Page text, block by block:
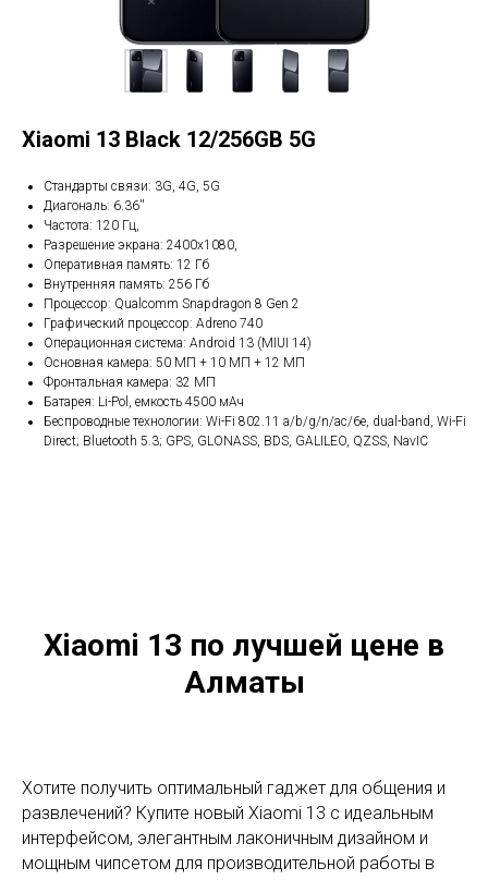
Xiaomi 13 Black 12/256GB 5G
Стандарты связи: 3G, 4G, 5G
Диагональ: 6.36''
Частота: 120 Гц,
Разрешение экрана: 2400x1080,
Оперативная память: 12 Гб
Внутренняя память: 256 Гб
Процессор: Qualcomm Snapdragon 8 Gen 2
Графический процессор: Adreno 740
Операционная система: Android 13 (MIUI 14)
Основная камера: 50 МП + 10 МП + 12 МП
Фронтальная камера: 32 МП
Батарея: Li-Pol, емкость 4500 мАч
Беспроводные технологии: Wi-Fi 802.11 a/b/g/n/ac/6e, dual-band, Wi-Fi
Direct; Bluetooth 5.3; GPS, GLONASS, BDS, GALILEO, QZSS, NavIC
Xiaomi 13 по лучшей цене в
Алматы
Хотите получить оптимальный гаджет для общения и
развлечений? Купите новый Xiaomi 13 с идеальным
интерфейсом, элегантным лаконичным дизайном и
мощным чипсетом для производительной работы в